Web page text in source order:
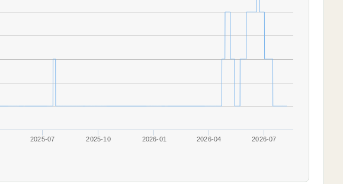
2025-07 2025-10 2026-01 2026-04 2026-07